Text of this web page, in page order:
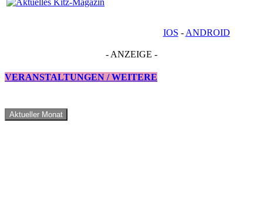
IOS - ANDROID
- ANZEIGE -
VERANSTALTUNGEN / WEITERE
Aktueller Monat